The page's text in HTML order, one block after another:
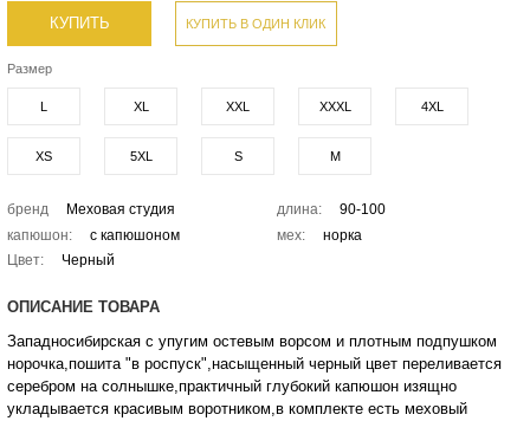
КУПИТЬ КУПИТЬ В ОДИН КЛИК
Размер
L XL XXL XXXL 4XL
XS 5XL S M
бренд Меховая студия длина:
90-100
капюшон:
с капюшоном мех:
норка
Цвет:
Черный
ОПИСАНИЕ ТОВАРА
Западносибирская с упугим остевым ворсом и плотным подпушком
норочка,пошита "в роспуск",насыщенный черный цвет переливается
серебром на солнышке,практичный глубокий капюшон изящно
укладывается красивым воротником,в комплекте есть меховый